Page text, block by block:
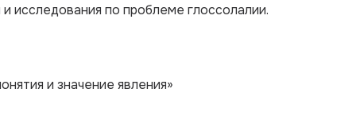
исследования по проблеме глоссолалии.
и значение явления»